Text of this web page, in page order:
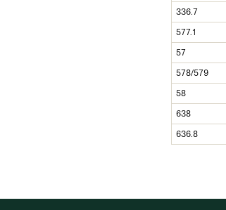
336.7
577.1
57
578/579
58
638
636.8